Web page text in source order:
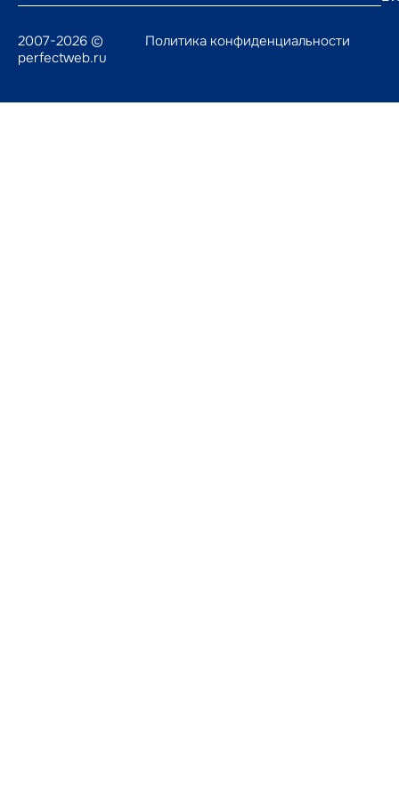
2007-2026 ©
perfectweb.ru
Политика конфиденциальности